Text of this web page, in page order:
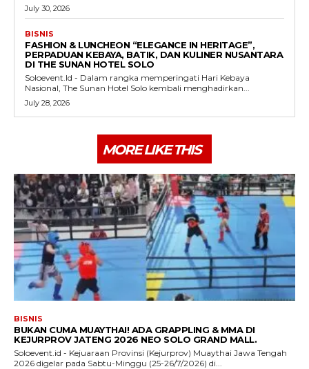
July 30, 2026
BISNIS
FASHION & LUNCHEON “ELEGANCE IN HERITAGE”,
PERPADUAN KEBAYA, BATIK, DAN KULINER NUSANTARA
DI THE SUNAN HOTEL SOLO
Soloevent.Id - Dalam rangka memperingati Hari Kebaya
Nasional, The Sunan Hotel Solo kembali menghadirkan...
July 28, 2026
MORE LIKE THIS
BISNIS
BUKAN CUMA MUAYTHAI! ADA GRAPPLING & MMA DI
KEJURPROV JATENG 2026 NEO SOLO GRAND MALL.
Soloevent.id - Kejuaraan Provinsi (Kejurprov) Muaythai Jawa Tengah
2026 digelar pada Sabtu-Minggu (25-26/7/2026) di...